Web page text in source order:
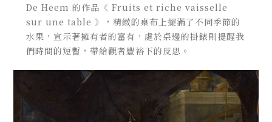
De Heem 的作品《 Fruits et riche vaisselle
sur une table 》，精緻的桌布上擺滿了不同季節的
水果，宣示著擁有者的富有，處於桌邊的掛錶則提醒我
們時間的短暫，帶給觀者豐裕下的反思。